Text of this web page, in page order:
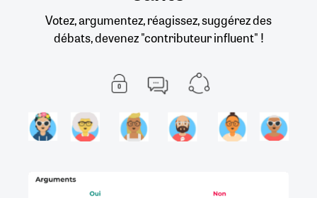
Votez, argumentez, réagissez, suggérez des
débats, devenez "contributeur influent" !